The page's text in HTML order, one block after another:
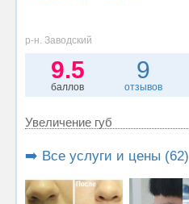
р-н. Заводский
9.5
баллов
9
отзывов
Увеличение губ
➡️ Все услуги и цены (62)